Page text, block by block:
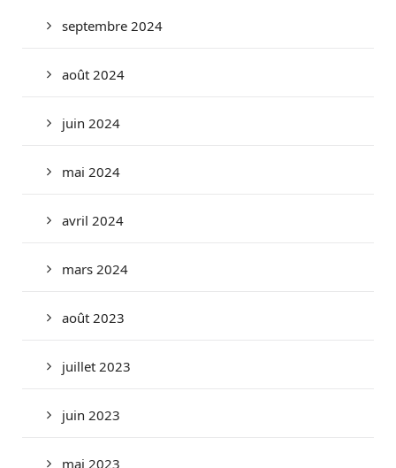
septembre 2024
août 2024
juin 2024
mai 2024
avril 2024
mars 2024
août 2023
juillet 2023
juin 2023
mai 2023